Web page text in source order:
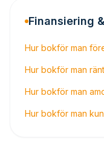
Finansiering
Hur bokför man
Hur bokför man
Hur bokför man
Hur bokför man